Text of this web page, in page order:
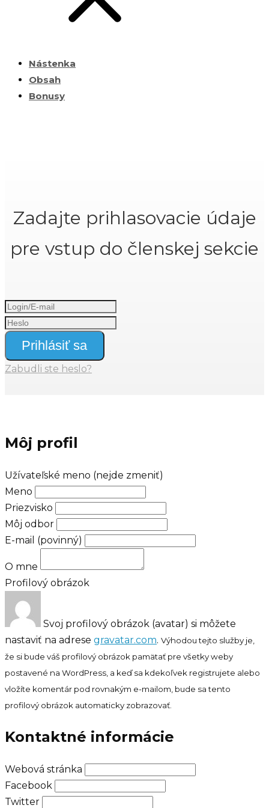
Nástenka
Obsah
Bonusy
Zadajte prihlasovacie údaje
pre vstup do členskej sekcie
Prihlásiť sa
Zabudli ste heslo?
Môj profil
Užívateľské meno (nejde zmeniť)
Meno
Priezvisko
Môj odbor
E-mail (povinný)
O mne
Profilový obrázok
Svoj profilový obrázok (avatar) si môžete
nastaviť na adrese gravatar.com. Výhodou tejto služby je,
že si bude váš profilový obrázok pamätať pre všetky weby
postavené na WordPress, a keď sa kdekoľvek registrujete alebo
vložíte komentár pod rovnakým e-mailom, bude sa tento
profilový obrázok automaticky zobrazovať.
Kontaktné informácie
Webová stránka
Facebook
Twitter